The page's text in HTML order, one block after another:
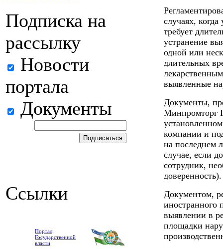
Подписка на
рассылку
Новости
портала
Документы
Ссылки
Портал
Государственной
власти
случаях,
требует
устранение
одной или
длительных
выявленные
Документы,
Минпромторг
компании и
на последнем
случае, если
сотрудник,
доверенность).
Документом,
иностранного
выявлении в
площадки